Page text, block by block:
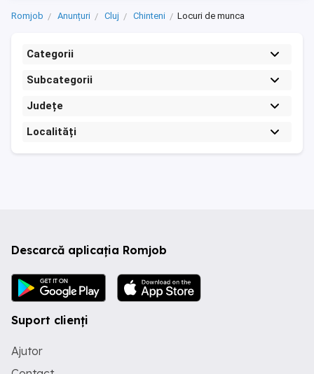
Romjob Anunțuri Cluj Chinteni Locuri de munca
Categorii
Subcategorii
Județe
Localități
Descarcă aplicația Romjob
Suport clienți
Ajutor